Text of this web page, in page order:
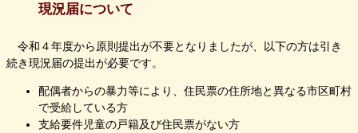
現況届について
令和４年度から原則提出が不要となりましたが、以下の方は引き
続き現況届の提出が必要です。
配偶者からの暴力等により、住民票の住所地と異なる市区町村
で受給している方
支給要件児童の戸籍及び住民票がない方